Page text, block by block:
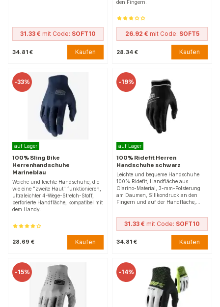
31.33 € mit Code: SOFT10
34.81 € Kaufen
den Fingern.
26.92 € mit Code: SOFT5
28.34 € Kaufen
-33%
auf Lager
100% Sling Bike
Herrenhandschuhe
Marineblau
Weiche und leichte Handschuhe, die
wie eine "zweite Haut" funktionieren,
ultraleichter 4-Wege-Stretch-Stoff,
perforierte Handfläche, kompatibel mit
dem Handy.
28.69 € Kaufen
-19%
auf Lager
100% Ridefit Herren
Handschuhe schwarz
Leichte und bequeme Handschuhe
100% Ridefit, Handfläche aus
Clarino-Material, 3-mm-Polsterung
am Daumen, Silikondruck an den
Fingern und auf der Handfläche,…
31.33 € mit Code: SOFT10
34.81 € Kaufen
-15% -14%